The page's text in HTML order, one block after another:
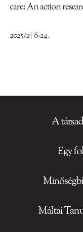
care: An action
2025/2 | 6-24.
A
Egy
Máltai